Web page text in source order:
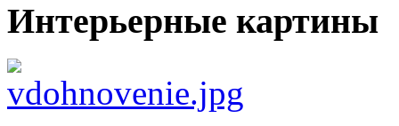
Интерьерные картины